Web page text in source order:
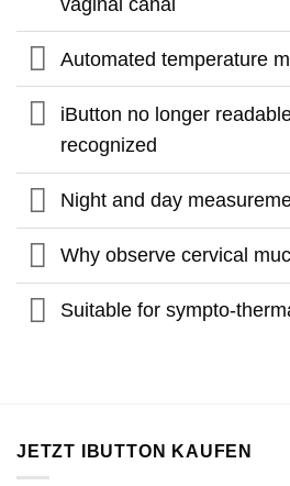
Automated temperature
iButton no longer
recognized
Night and day
Why observe cervical
Suitable for sympto-
JETZT IBUTTON KAUFEN